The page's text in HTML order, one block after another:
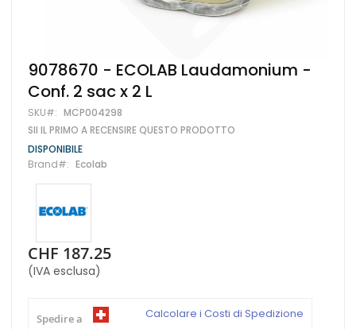
Vai
all'inizio
della
galleria
di
immagini
9078670 - ECOLAB Laudamonium -
Conf. 2 sac x 2 L
SKU MCP004298
SII IL PRIMO A RECENSIRE QUESTO PRODOTTO
DISPONIBILE
Brand
Ecolab
CHF 187.25
(IVA esclusa)
Spedire a Calcolare i Costi di Spedizione